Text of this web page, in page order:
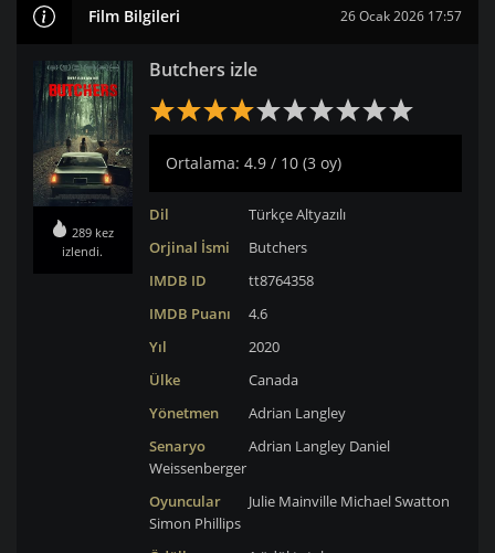
Film Bilgileri 26 Ocak 2026 17:57
289 kez
izlendi.
Butchers izle
Ortalama: 4.9 / 10 (3 oy)
Dil
Türkçe Altyazılı
Orjinal İsmi
Butchers
IMDB ID
tt8764358
IMDB Puanı
4.6
Yıl
2020
Ülke
Canada
Yönetmen
Adrian Langley
Senaryo
Adrian Langley Daniel
Weissenberger
Oyuncular
Julie Mainville Michael Swatton
Simon Phillips